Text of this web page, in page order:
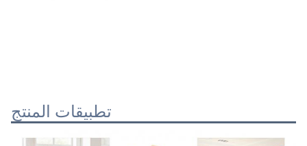
تطبيقات المنتج